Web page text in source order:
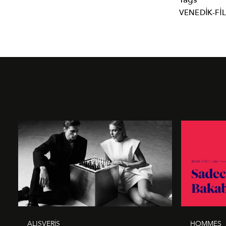
VENEDIK-
ALIŞVERİŞ HOMMES